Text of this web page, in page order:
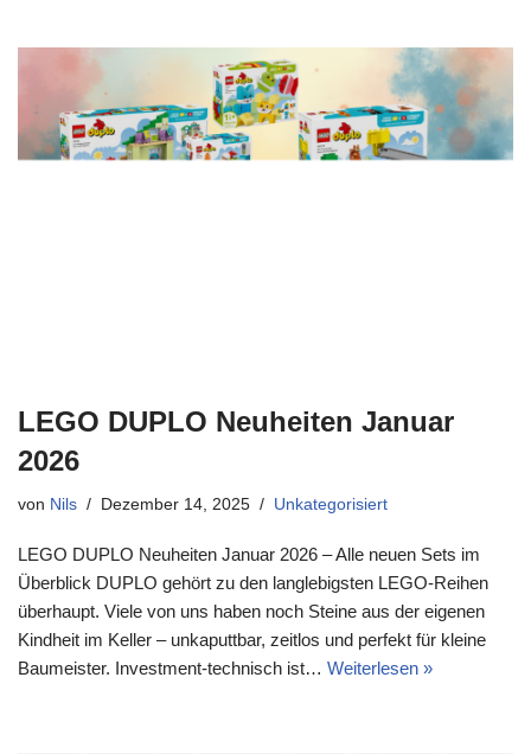
LEGO DUPLO Neuheiten Januar
2026
von Nils Dezember 14, 2025 Unkategorisiert
LEGO DUPLO Neuheiten Januar 2026 – Alle neuen Sets im
Überblick DUPLO gehört zu den langlebigsten LEGO-Reihen
überhaupt. Viele von uns haben noch Steine aus der eigenen
Kindheit im Keller – unkaputtbar, zeitlos und perfekt für kleine
Baumeister. Investment-technisch ist… Weiterlesen »